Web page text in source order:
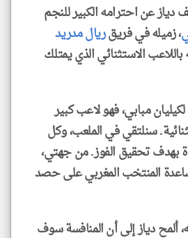
عن احترامه الكبير للنجم
، زميله في فريقريال مدريد
الاستثنائي الذي يمتلك
مبابي، فهو لاعب كبير
سنلتقي في الملعب، وكل
بهدف تحقيق الفوز. من جهتي،
المنتخب المغربي ⁠على حصد
ألمح دياز إلى أن المنافسة سوف